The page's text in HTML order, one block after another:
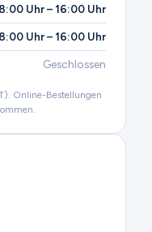
8:00 Uhr – 16:00 Uhr
8:00 Uhr – 16:00 Uhr
Geschlossen
Online-Bestellungen